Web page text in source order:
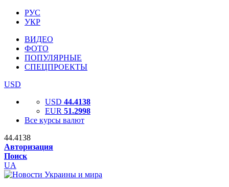
РУС
УКР
ВИДЕО
ФОТО
ПОПУЛЯРНЫЕ
СПЕЦПРОЕКТЫ
USD
USD 44.4138
EUR 51.2998
Все курсы валют
44.4138
Авторизация
Поиск
UA